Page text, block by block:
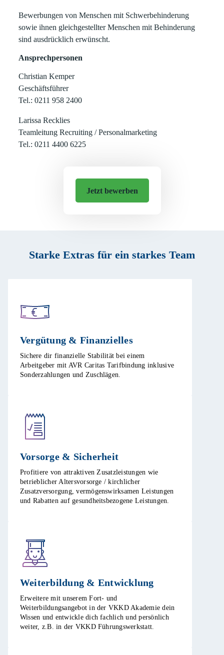
Bewerbungen von Menschen mit Schwerbehinderung
sowie ihnen gleichgestellter Menschen mit Behinderung
sind ausdrücklich erwünscht.
Ansprechpersonen
Christian Kemper
Geschäftsführer
Tel.: 0211 958 2400
Larissa Recklies
Teamleitung Recruiting / Personalmarketing
Tel.: 0211 4400 6225
Jetzt bewerben
Starke Extras für ein starkes Team
Vergütung & Finanzielles​
Sichere dir finanzielle Stabilität bei einem
Arbeitgeber mit AVR Caritas Tarifbindung inklusive
Sonderzahlungen und Zuschlägen.​
Vorsorge & Sicherheit​
Profitiere von attraktiven Zusatzleistungen wie
betrieblicher Altersvorsorge / kirchlicher
Zusatzversorgung, vermögenswirksamen Leistungen
und Rabatten auf gesundheitsbezogene Leistungen.​
Weiterbildung & Entwicklung​
Erweitere mit unserem Fort- und
Weiterbildungsangebot in der VKKD Akademie dein
Wissen und entwickle dich fachlich und persönlich
weiter, z.B. in der VKKD Führungswerkstatt. ​